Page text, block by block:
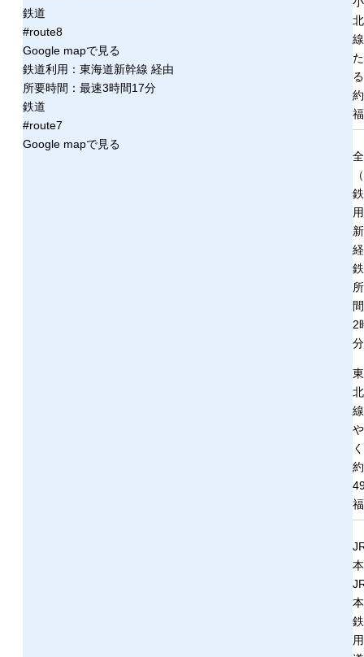
鉄道
#route8
Google mapで見る
鉄道利用：東海道新幹線 経由
所要時間：最速3時間17分
鉄道
#route7
Google mapで見る
2
分
本
本